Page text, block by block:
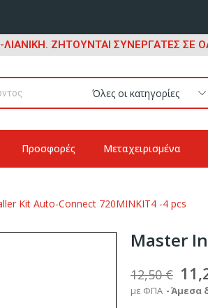
ΖΗΤΟΥΝΤΑΙ ΣΥΝΕΡΓΑΤΕΣ ΣΕ
Όλες οι κατηγορίες
Προσφορές Μεταχειρισμένα
Kit Auto-Connect 720MINKIT4 -4 pcs
Master
12,50 €
με ΦΠΑ Άμεσα